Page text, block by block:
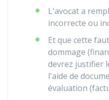
L'avocat a
incorrecte ou
Et que cette
dommage
devrez justifier
l'aide de
évaluation